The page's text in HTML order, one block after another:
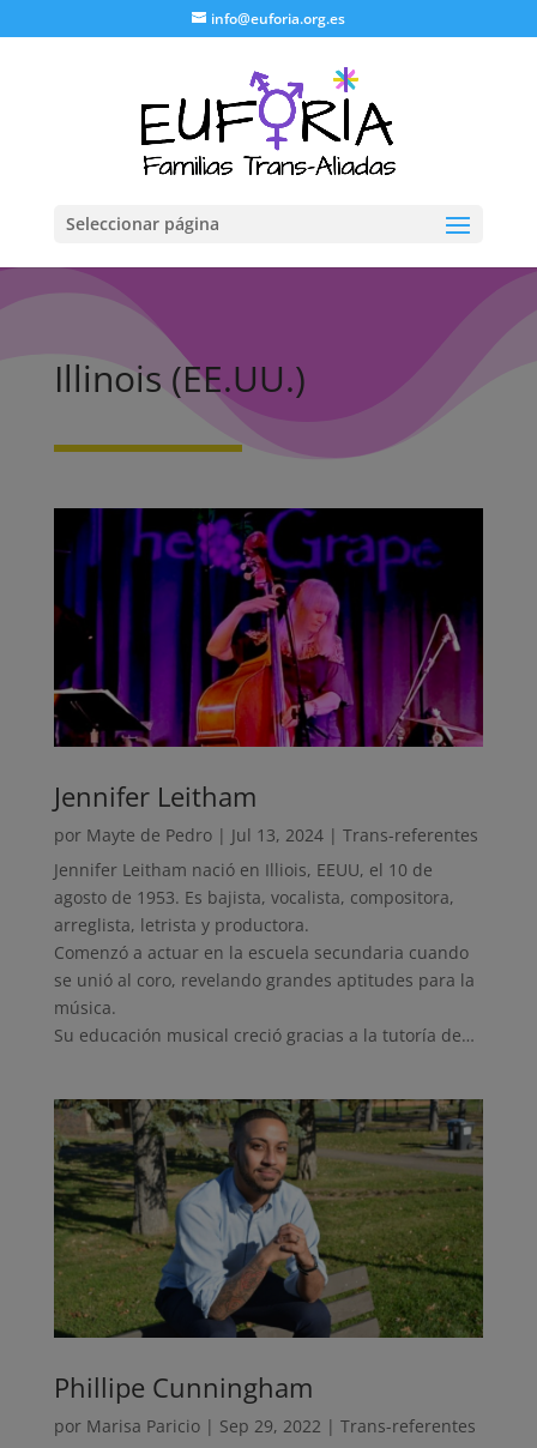
info@euforia.org.es
Seleccionar página
Illinois (EE.UU.)
Jennifer Leitham
por Mayte de Pedro| Jul 13, 2024| Trans-referentes
Jennifer Leitham nació en Illiois, EEUU, el 10 de
agosto de 1953. Es bajista, vocalista, compositora,
arreglista, letrista y productora.
Comenzó a actuar en la escuela secundaria cuando
se unió al coro, revelando grandes aptitudes para la
música.
Su educación musical creció gracias a la tutoría de…
Phillipe Cunningham
por Marisa Paricio| Sep 29, 2022 | Trans-referentes